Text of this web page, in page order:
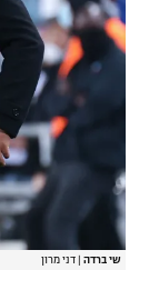
שי ברדה דני מרון